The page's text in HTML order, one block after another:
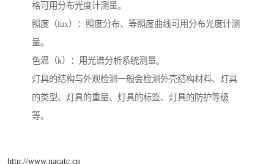
格可用分布光度计测量。
照度（lux）：照度分布、等照度曲线可用分布光度计测
量。
色温（k）：用光谱分析系统测量。
灯具的结构与外观检测一般会检测外壳结构材料、灯具
的类型、灯具的重量、灯具的标签、灯具的防护等级
等。
http://www.nacatc.cn